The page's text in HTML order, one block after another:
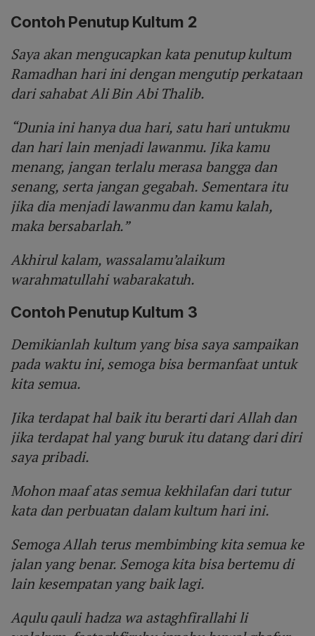
Contoh Penutup Kultum 2
Saya akan mengucapkan kata penutup kultum
Ramadhan hari ini dengan mengutip perkataan
dari sahabat Ali Bin Abi Thalib.
“Dunia ini hanya dua hari, satu hari untukmu
dan hari lain menjadi lawanmu. Jika kamu
menang, jangan terlalu merasa bangga dan
senang, serta jangan gegabah. Sementara itu
jika dia menjadi lawanmu dan kamu kalah,
maka bersabarlah.”
Akhirul kalam, wassalamu’alaikum
warahmatullahi wabarakatuh.
Contoh Penutup Kultum 3
Demikianlah kultum yang bisa saya sampaikan
pada waktu ini, semoga bisa bermanfaat untuk
kita semua.
Jika terdapat hal baik itu berarti dari Allah dan
jika terdapat hal yang buruk itu datang dari diri
saya pribadi.
Mohon maaf atas semua kekhilafan dari tutur
kata dan perbuatan dalam kultum hari ini.
Semoga Allah terus membimbing kita semua ke
jalan yang benar. Semoga kita bisa bertemu di
lain kesempatan yang baik lagi.
Aqulu qauli hadza wa astaghfirallahi li